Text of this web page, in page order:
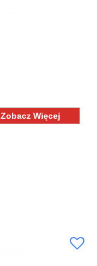
Zobacz Więcej